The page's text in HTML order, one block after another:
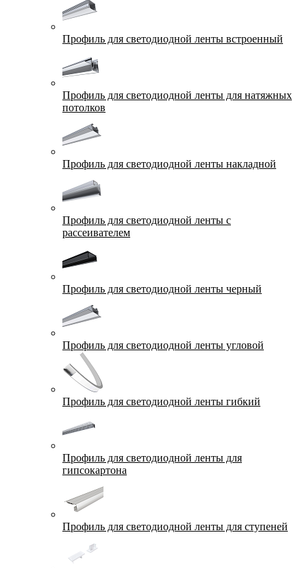
Профиль для светодиодной ленты встроенный
Профиль для светодиодной ленты для натяжных
потолков
Профиль для светодиодной ленты накладной
Профиль для светодиодной ленты с
рассеивателем
Профиль для светодиодной ленты черный
Профиль для светодиодной ленты угловой
Профиль для светодиодной ленты гибкий
Профиль для светодиодной ленты для
гипсокартона
Профиль для светодиодной ленты для ступеней